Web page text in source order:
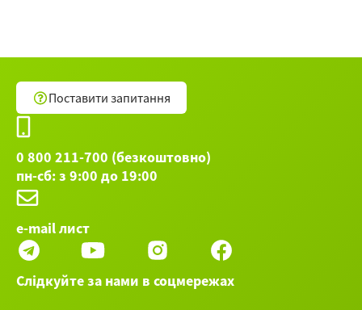
Поставити запитання
0 800 211-700 (безкоштовно)
пн-сб: з 9:00 до 19:00
e-mail лист
Слідкуйте за нами в соцмережах